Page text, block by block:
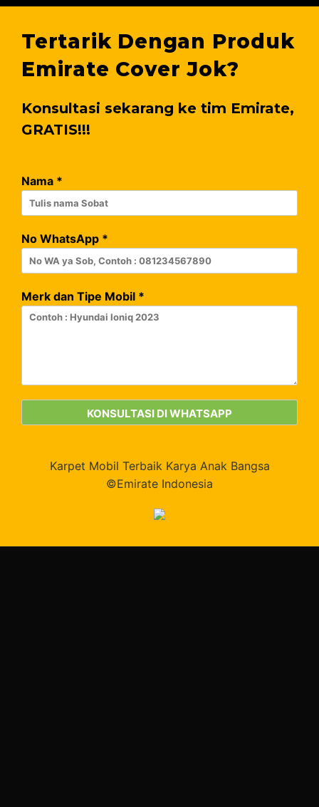
Tertarik Dengan Produk
Emirate Cover Jok?
Konsultasi sekarang ke tim Emirate,
GRATIS!!!
Nama *
No WhatsApp *
Merk dan Tipe Mobil *
Karpet Mobil Terbaik Karya Anak Bangsa
©Emirate Indonesia